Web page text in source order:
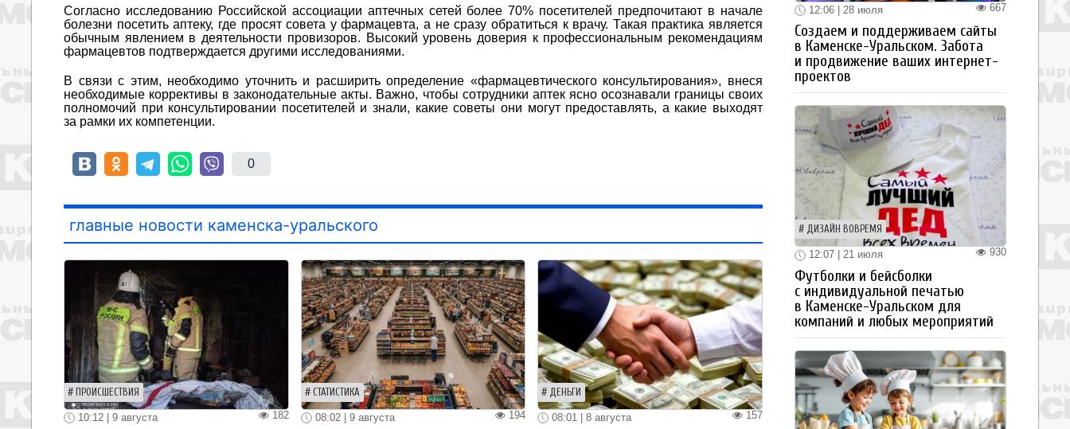
Согласно исследованию Российской ассоциации аптечных сетей более 70% посетителей предпочитают в начале
болезни посетить аптеку, где просят совета у фармацевта, а не сразу обратиться к врачу. Такая практика является
обычным явлением в деятельности провизоров. Высокий уровень доверия к профессиональным рекомендациям
фармацевтов подтверждается другими исследованиями.
В связи с этим, необходимо уточнить и расширить определение «фармацевтического консультирования», внеся
необходимые коррективы в законодательные акты. Важно, чтобы сотрудники аптек ясно осознавали границы своих
полномочий при консультировании посетителей и знали, какие советы они могут предоставлять, а какие выходят
за рамки их компетенции.
0
главные новости каменска-уральского
ПРОИСШЕСТВИЯ
182
10:12 | 9 августа
СТАТИСТИКА
194
08:02 | 9 августа
ДЕНЬГИ
157
08:01 | 8 августа
667
12:06 | 28 июля
Создаем и поддерживаем сайты
в Каменске-Уральском. Забота
и продвижение ваших интернет-
проектов
ДИЗАЙН ВОВРЕМЯ
930
12:07 | 21 июля
Футболки и бейсболки
с индивидуальной печатью
в Каменске-Уральском для
компаний и любых мероприятий